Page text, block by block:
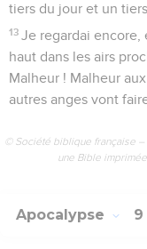
tiers du jour et un
13 Je regardai encore,
haut dans les airs
Malheur ! Malheur
autres anges vont
© Société biblique française –
une Bible
Apocalypse 9